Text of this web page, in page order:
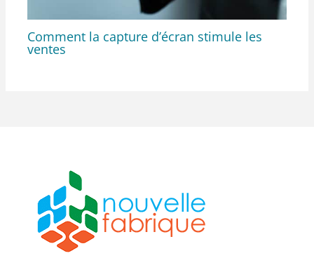
Comment la capture d’écran stimule les
ventes